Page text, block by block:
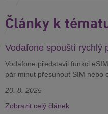
Články k
Vodafone spouští rychlý
Vodafone představil funkci
pár minut přesunout SIM nebo
20. 8. 2025
Zobrazit celý článek